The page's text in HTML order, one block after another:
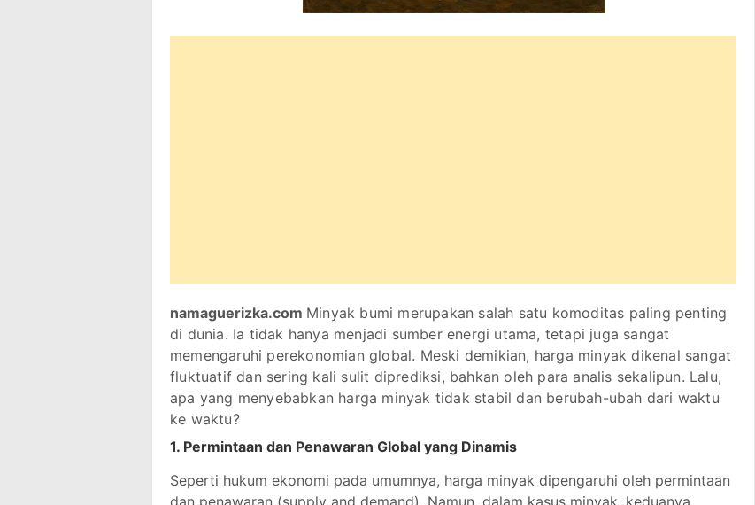
namaguerizka.com Minyak bumi merupakan salah satu komoditas paling penting
di dunia. Ia tidak hanya menjadi sumber energi utama, tetapi juga sangat
memengaruhi perekonomian global. Meski demikian, harga minyak dikenal sangat
fluktuatif dan sering kali sulit diprediksi, bahkan oleh para analis sekalipun. Lalu,
apa yang menyebabkan harga minyak tidak stabil dan berubah-ubah dari waktu
ke waktu?
1. Permintaan dan Penawaran Global yang Dinamis
Seperti hukum ekonomi pada umumnya, harga minyak dipengaruhi oleh permintaan
dan penawaran (supply and demand). Namun, dalam kasus minyak, keduanya